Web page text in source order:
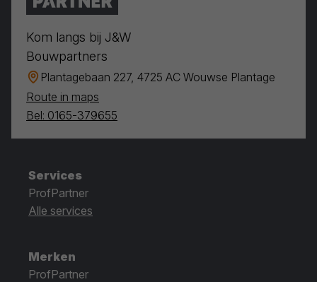
Kom langs bij J&W
Bouwpartners
Plantagebaan 227, 4725 AC Wouwse Plantage
Route in maps
Bel: 0165-379655
Services
ProfPartner
Alle services
Merken
ProfPartner